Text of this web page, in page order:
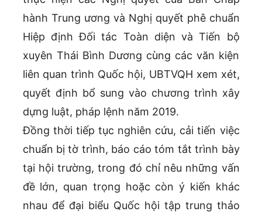
hành Trung ương và Nghị quyết phê chuẩn
Hiệp định Đối tác Toàn diện và Tiến bộ
xuyên Thái Bình Dương cùng các văn kiện
liên quan trình Quốc hội, UBTVQH xem xét,
quyết định bổ sung vào chương trình xây
dựng luật, pháp lệnh năm 2019.
Đồng thời tiếp tục nghiên cứu, cải tiến việc
chuẩn bị tờ trình, báo cáo tóm tắt trình bày
tại hội trường, trong đó chỉ nêu những vấn
đề lớn, quan trọng hoặc còn ý kiến khác
nhau để đại biểu Quốc hội tập trung thảo